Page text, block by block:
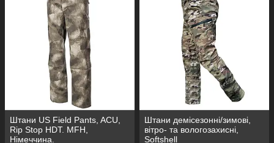
Штани US Field Pants, ACU,
Rip Stop HDT. MFH,
Німеччина.
Штани демісезонні/зимові,
вітро- та вологозахисні,
Softshell